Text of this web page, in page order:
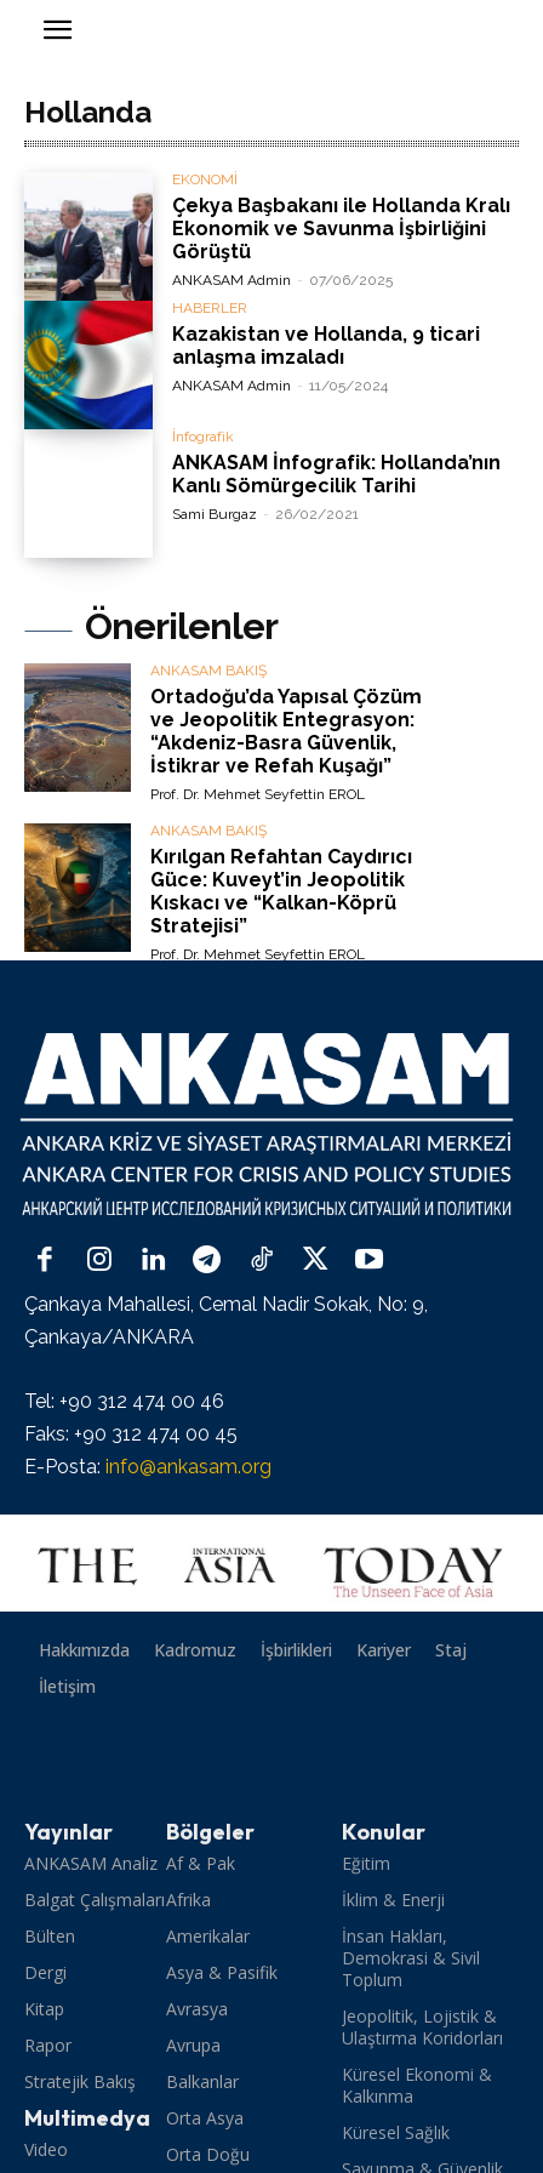
Hollanda
EKONOMİ
Çekya Başbakanı ile Hollanda Kralı
Ekonomik ve Savunma İşbirliğini
Görüştü
ANKASAM Admin - 07/06/2025
HABERLER
Kazakistan ve Hollanda, 9 ticari
anlaşma imzaladı
ANKASAM Admin - 11/05/2024
İnfografik
ANKASAM İnfografik: Hollanda’nın
Kanlı Sömürgecilik Tarihi
Sami Burgaz - 26/02/2021
Önerilenler
ANKASAM BAKIŞ
Ortadoğu’da Yapısal Çözüm
ve Jeopolitik Entegrasyon:
“Akdeniz-Basra Güvenlik,
İstikrar ve Refah Kuşağı”
Prof. Dr. Mehmet Seyfettin EROL
ANKASAM BAKIŞ
Kırılgan Refahtan Caydırıcı
Güce: Kuveyt’in Jeopolitik
Kıskacı ve “Kalkan-Köprü
Stratejisi”
Prof. Dr. Mehmet Seyfettin EROL
Çankaya Mahallesi, Cemal Nadir Sokak, No: 9,
Çankaya/ANKARA
Tel: +90 312 474 00 46
Faks: +90 312 474 00 45
E-Posta: info@ankasam.org
Hakkımızda Kadromuz İşbirlikleri Kariyer
Staj
İletişim
Yayınlar
ANKASAM Analiz
Balgat Çalışmaları
Bülten
Dergi
Kitap
Rapor
Stratejik Bakış
Multimedya
Video
Bölgeler
Af & Pak
Afrika
Amerikalar
Asya & Pasifik
Avrasya
Avrupa
Balkanlar
Orta Asya
Orta Doğu
Konular
Eğitim
İklim & Enerji
İnsan Hakları,
Demokrasi & Sivil
Toplum
Jeopolitik, Lojistik &
Ulaştırma Koridorları
Küresel Ekonomi &
Kalkınma
Küresel Sağlık